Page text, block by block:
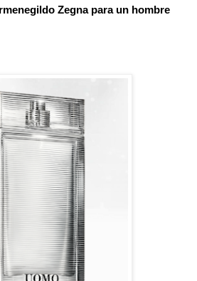
Zegna para un hombre